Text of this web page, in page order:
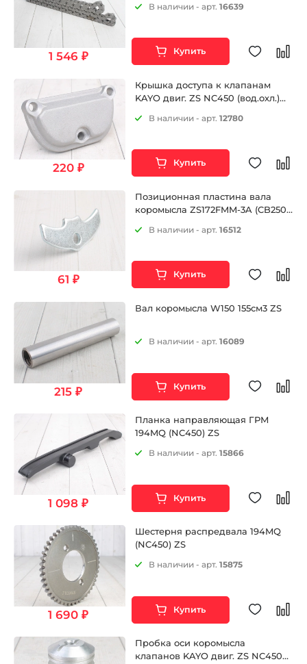
1 546 ₽
В наличии - арт.16639
Купить
220 ₽
Крышка доступа к клапанам
KAYO двиг. ZS NC450 (вод.охл.)
В наличии - арт.12780
Купить
61 ₽
Позиционная пластина вала
коромысла ZS172FMM-3A (CB250-
В наличии - арт.16512
Купить
215 ₽
Вал коромысла W150 155см3 ZS
В наличии - арт.16089
Купить
1 098 ₽
Планка направляющая ГРМ
194MQ (NC450) ZS
В наличии - арт.15866
Купить
1 690 ₽
Шестерня распредвала 194MQ
(NC450) ZS
В наличии - арт.15875
Купить
Пробка оси коромысла
клапанов KAYO двиг. ZS NC450